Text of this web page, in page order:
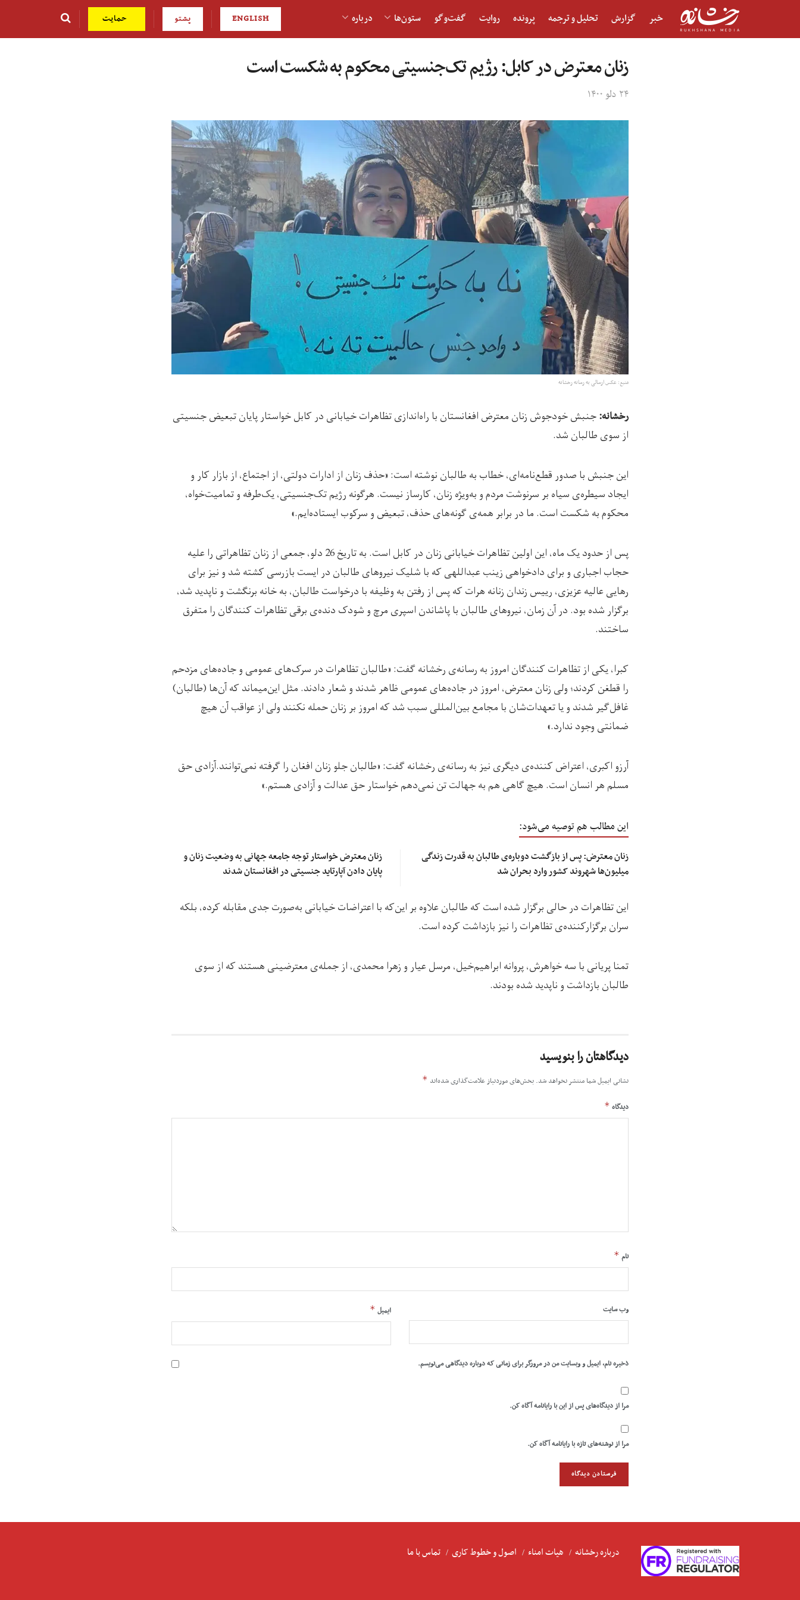
خبر گزارش تحلیل و ترجمه پرونده روایت گفت‌و‎گو ستون‌ها درباره ENGLISH پشتو حمایت
زنان معترض در کابل: رژیم تک‌جنسیتی محکوم به شکست است
۲۴ دلو ۱۴۰۰
منبع: عکس ارسالی به رسانه رخشانه
رخشانه:جنبش خودجوش زنان معترض افغانستان با راه‌اندازی تظاهرات خیابانی در کابل خواستار پایان تبعیض جنسیتی
از سوی طالبان شد.
این جنبش با صدور قطع‌نامه‌ای، خطاب به طالبان نوشته است: «حذف زنان از ادارات دولتی، از اجتماع، از بازار کار و
ایجاد سیطره‌ی سیاه بر سرنوشت مردم و به‌ویژه زنان، کارساز نیست. هرگونه رژیم تک‌جنسیتی، یک‌طرفه و تمامیت‌خواه،
محکوم به شکست است. ما در برابر همه‌ی گونه‌های حذف، تبعیض و سرکوب ایستاده‌ایم.»
پس از حدود یک ماه، این اولین تظاهرات خیابانی زنان در کابل است. به تاریخ 26 دلو، جمعی از زنان تظاهراتی را علیه
حجاب اجباری و برای دادخواهی زینب عبداللهی که با شلیک نیروهای طالبان در ایست بازرسی کشته شد و نیز برای
رهایی عالیه عزیزی، رییس زندان زنانه هرات که پس از رفتن به وظیفه با درخواست طالبان، به خانه برنگشت و ناپدید شد،
برگزار شده بود. در آن زمان، نیروهای طالبان با پاشاندن اسپری مرچ و شودک دنده‌ی برقی تظاهرات کنندگان را متفرق
ساختند.
کبرا، یکی از تظاهرات کنندگان امروز به رسانه‌ی رخشانه گفت: «طالبان تظاهرات در سرک‌های عمومی ‌و جاده‌های مزدحم
را قطغن کردند؛ ولی زنان معترض، امروز در جاده‌های عمومی ظاهر شدند و شعار دادند. مثل این‌میماند که آن‌ها (طالبان)
غافل‌گیر شدند و یا تعهدات‌شان با مجامع بین‌المللی سبب شد که امروز بر زنان حمله نکنند ولی از عواقب آن هیچ
ضمانتی وجود ندارد.»
آرزو اکبری، اعتراض کننده‌ی دیگری نیز به رسانه‌ی رخشانه گفت: «طالبان جلو زنان افغان را گرفته نمی‌توانند.آزادی حق
مسلم هر انسان است. هیچ گاهی هم به جهالت تن نمی‌دهم خواستار حق عدالت و آزادی هستم.»
این مطالب هم توصیه می‌شود:
زنان معترض: پس از بازگشت دوباره‌ی طالبان به قدرت زندگی
میلیون‌ها شهروند کشور وارد بحران شد
زنان معترض خواستار توجه جامعه جهانی به وضعیت زنان و
پایان دادن آپارتاید جنسیتی در افغانستان شدند
این تظاهرات در حالی برگزار شده است که طالبان علاوه بر این‌که با اعتراضات خیابانی به‌صورت جدی مقابله کرده، بلکه
سران برگزارکننده‌ی تظاهرات را نیز بازداشت کرده است.
تمنا پریانی با سه خواهرش، پروانه ابراهیم‌خیل، مرسل عیار و زهرا محمدی، از جمله‌ی معترضینی هستند که از سوی
طالبان بازداشت و ناپدید شده بودند.
دیدگاهتان را بنویسید
نشانی ایمیل شما منتشر نخواهد شد. بخش‌های موردنیاز علامت‌گذاری شده‌اند *
دیدگاه *
نام *
ایمیل * وب‌ سایت
ذخیره نام، ایمیل و وبسایت من در مرورگر برای زمانی که دوباره دیدگاهی می‌نویسم.
مرا از دیدگاه‌های پس از این با رایانامه آگاه کن.
مرا از نوشته‌های تازه با رایانامه آگاه کن.
درباره رخشانه هیات امناء اصول و خطوط کاری تماس با ما